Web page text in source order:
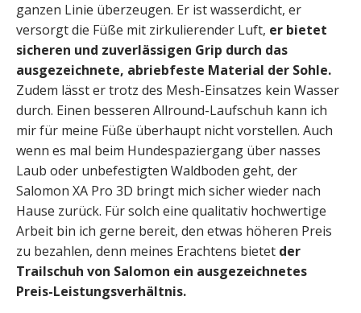
ganzen Linie überzeugen. Er ist wasserdicht, er
versorgt die Füße mit zirkulierender Luft, er bietet
sicheren und zuverlässigen Grip durch das
ausgezeichnete, abriebfeste Material der Sohle.
Zudem lässt er trotz des Mesh-Einsatzes kein Wasser
durch. Einen besseren Allround-Laufschuh kann ich
mir für meine Füße überhaupt nicht vorstellen. Auch
wenn es mal beim Hundespaziergang über nasses
Laub oder unbefestigten Waldboden geht, der
Salomon XA Pro 3D bringt mich sicher wieder nach
Hause zurück. Für solch eine qualitativ hochwertige
Arbeit bin ich gerne bereit, den etwas höheren Preis
zu bezahlen, denn meines Erachtens bietet der
Trailschuh von Salomon ein ausgezeichnetes
Preis-Leistungsverhältnis.